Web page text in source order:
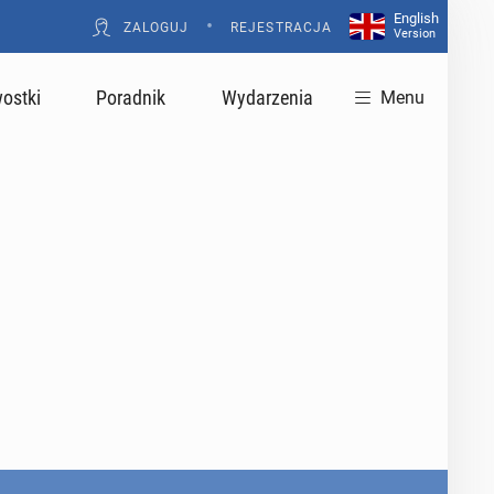
ZALOGUJ • REJESTRACJA
English
Version
Poradnik Wydarzenia Menu